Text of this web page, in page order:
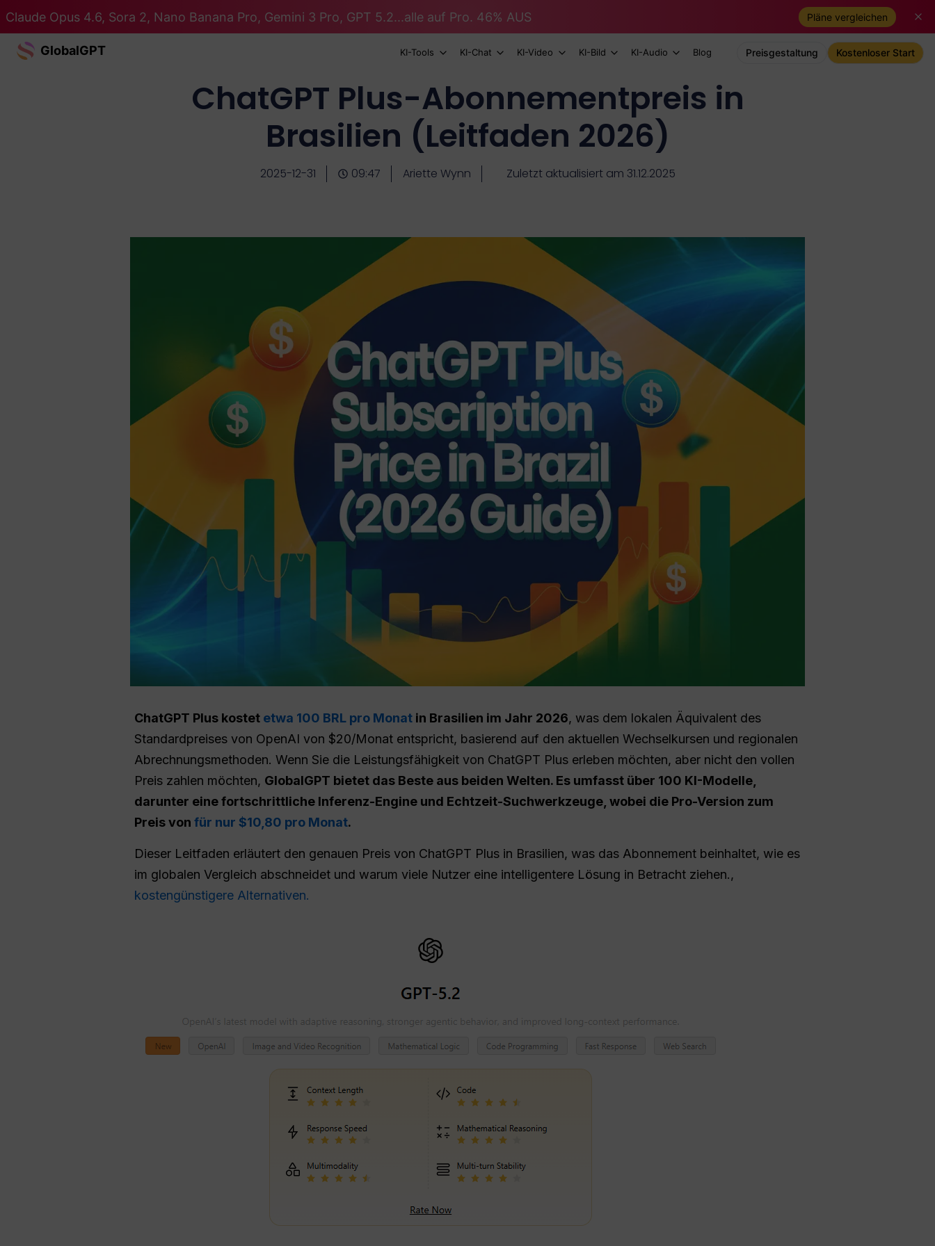
Claude Opus 4.6, Sora 2, Nano Banana Pro, Gemini 3 Pro, GPT 5.2...alle auf Pro. 46% AUS Pläne vergleichen
GlobalGPT KI-Tools KI-Chat KI-Video KI-Bild KI-Audio Blog Preisgestaltung Kostenloser Start
ChatGPT Plus-Abonnementpreis in
Brasilien (Leitfaden 2026)
2025-12-31 09:47 Ariette Wynn Zuletzt aktualisiert am 31.12.2025
ChatGPT Plus kostet etwa 100 BRL pro Monat in Brasilien im Jahr 2026, was dem lokalen Äquivalent des
Standardpreises von OpenAI von $20/Monat entspricht, basierend auf den aktuellen Wechselkursen und regionalen
Abrechnungsmethoden. Wenn Sie die Leistungsfähigkeit von ChatGPT Plus erleben möchten, aber nicht den vollen
Preis zahlen möchten, GlobalGPT bietet das Beste aus beiden Welten. Es umfasst über 100 KI-Modelle,
darunter eine fortschrittliche Inferenz-Engine und Echtzeit-Suchwerkzeuge, wobei die Pro-Version zum
Preis von für nur $10,80 pro Monat.
Dieser Leitfaden erläutert den genauen Preis von ChatGPT Plus in Brasilien, was das Abonnement beinhaltet, wie es
im globalen Vergleich abschneidet und warum viele Nutzer eine intelligentere Lösung in Betracht ziehen.,
kostengünstigere Alternativen.